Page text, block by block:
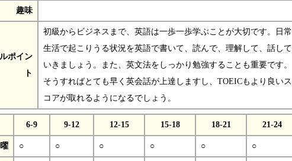
趣味
ポイン
ト
初級からビジネスまで、英語は一歩一歩学ぶことが大切です。日常
生活で起こりうる状況を英語で書いて、読んで、理解して、話して
いきましょう。また、英文法をしっかり勉強することも重要です。
そうすればとても早く英会話が上達しますし、TOEICもより良いス
コアが取れるようになるでしょう。
6-9 9-12 12-15 15-18 18-21 21-24
○ ○ ○ ○ ○ ○